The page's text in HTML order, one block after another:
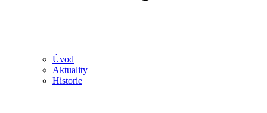
Úvod
Aktuality
Historie